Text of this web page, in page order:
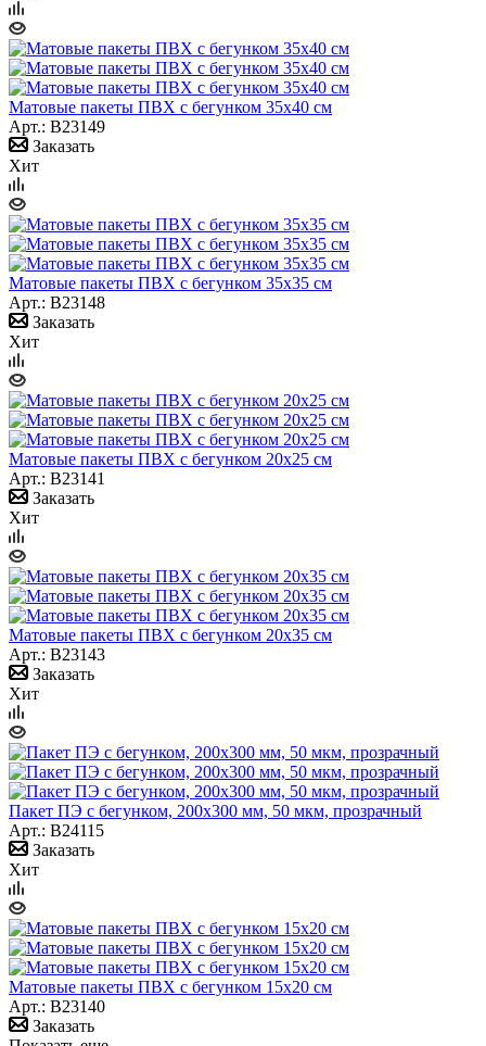
Матовые пакеты ПВХ с бегунком 35х40 см
Арт.: B23149
Заказать
Хит
Матовые пакеты ПВХ с бегунком 35х35 см
Арт.: B23148
Заказать
Хит
Матовые пакеты ПВХ с бегунком 20х25 см
Арт.: B23141
Заказать
Хит
Матовые пакеты ПВХ с бегунком 20х35 см
Арт.: B23143
Заказать
Хит
Пакет ПЭ с бегунком, 200х300 мм, 50 мкм, прозрачный
Арт.: B24115
Заказать
Хит
Матовые пакеты ПВХ с бегунком 15х20 см
Арт.: B23140
Заказать